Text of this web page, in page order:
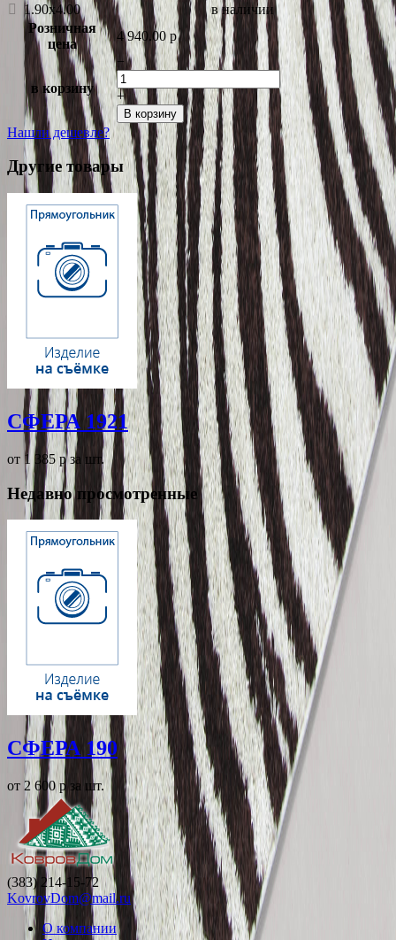
1.90x4.00
в наличии
Розничная
цена
4 940.00p
в корзину
−
+
В корзину
Нашли дешевле?
Другие товары
СФЕРА 1921
от 1 385 pза шт.
Недавно просмотренные
СФЕРА 190
от 2 600 p за шт.
(383) 214-15-72
KovrovDom@mail.ru
О компании